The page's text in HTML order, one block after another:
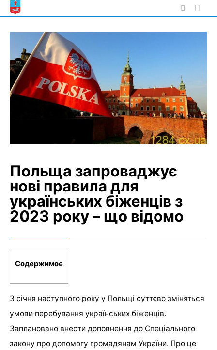
Skip
to
Польща запроваджує
нові правила для
українських біженців з
2023 року – що відомо
Содержимое
З січня наступного року у Польщі суттєво зміняться
умови перебування українських біженців.
Заплановано внести доповнення до Спеціального
закону про допомогу громадянам України. Про це